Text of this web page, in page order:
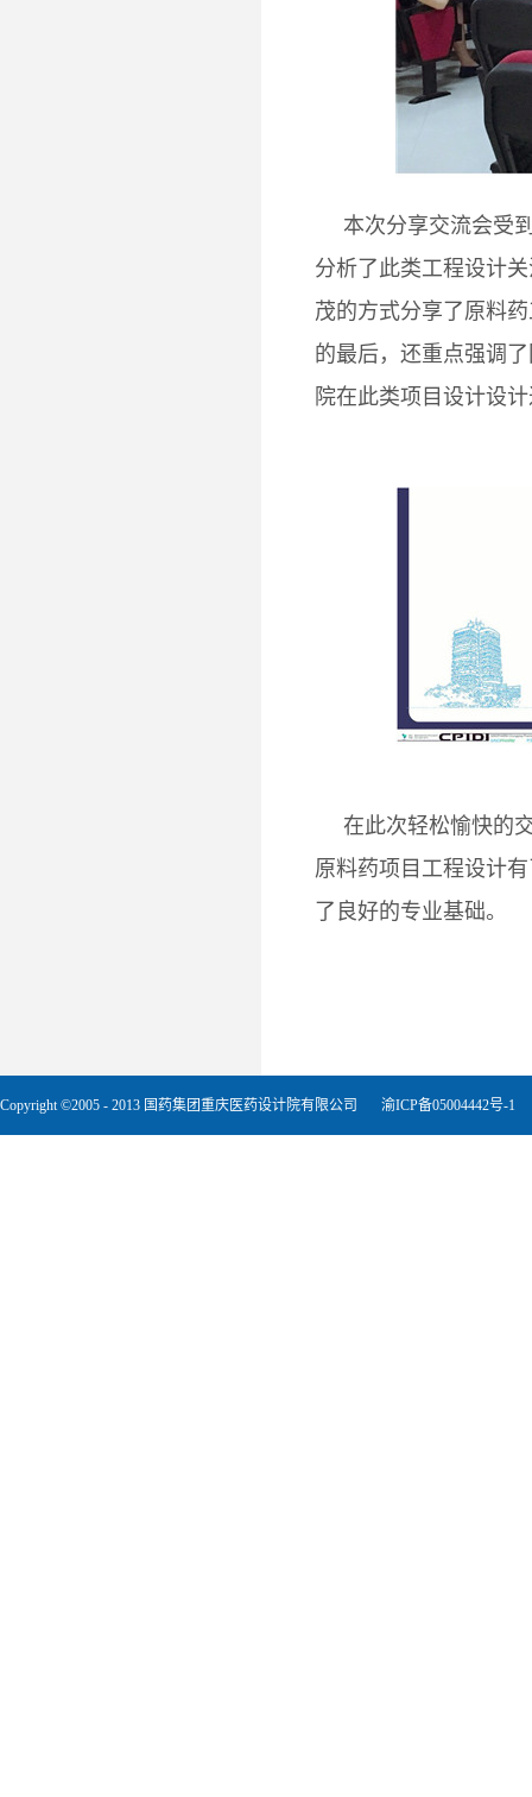
本次分享交流会受
分析了此类工程设计
茂的方式分享了原料
的最后，还重点强调
院在此类项目设计设
在此次轻松愉快的
原料药项目工程设计
了良好的专业基础。
Copyright ©2005 - 2013 国药集团重庆医药设计院有限公司 渝ICP备05004442号-1